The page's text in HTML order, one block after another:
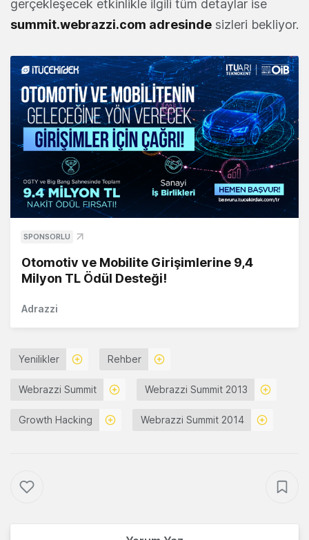
gerçekleşecek etkinlikle ilgili tüm detaylar ise
summit.webrazzi.com adresinde sizleri bekliyor.
SPONSORLU
Otomotiv ve Mobilite Girişimlerine 9,4
Milyon TL Ödül Desteği!
Adrazzi
Yenilikler Rehber
Webrazzi Summit Webrazzi Summit 2013
Growth Hacking Webrazzi Summit 2014